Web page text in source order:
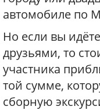
автомобиле по
Но если вы
друзьями, то
участника
той сумме,
сборную